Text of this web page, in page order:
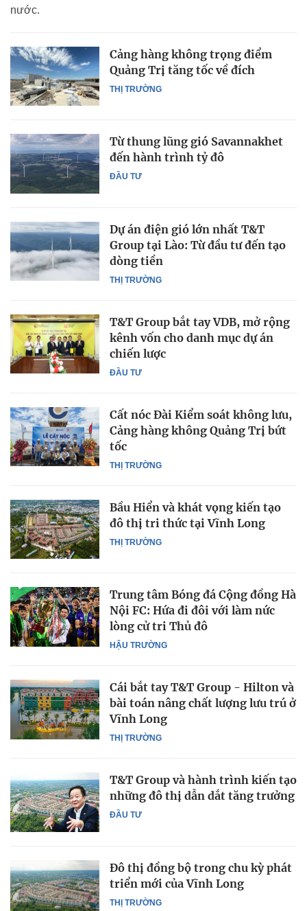
nước.
THỊ TRƯỜNG
Cảng hàng không trọng điểm
Quảng Trị tăng tốc về đích
ĐẦU TƯ
Từ thung lũng gió Savannakhet
đến hành trình tỷ đô
THỊ TRƯỜNG
Dự án điện gió lớn nhất T&T
Group tại Lào: Từ đầu tư đến tạo
dòng tiền
ĐẦU TƯ
T&T Group bắt tay VDB, mở rộng
kênh vốn cho danh mục dự án
chiến lược
THỊ TRƯỜNG
Cất nóc Đài Kiểm soát không lưu,
Cảng hàng không Quảng Trị bứt
tốc
THỊ TRƯỜNG
Bầu Hiển và khát vọng kiến tạo
đô thị tri thức tại Vĩnh Long
HẬU TRƯỜNG
Trung tâm Bóng đá Cộng đồng Hà
Nội FC: Hứa đi đôi với làm nức
lòng cử tri Thủ đô
THỊ TRƯỜNG
Cái bắt tay T&T Group - Hilton và
bài toán nâng chất lượng lưu trú ở
Vĩnh Long
ĐẦU TƯ
T&T Group và hành trình kiến tạo
những đô thị dẫn dắt tăng trưởng
THỊ TRƯỜNG
Đô thị đồng bộ trong chu kỳ phát
triển mới của Vĩnh Long